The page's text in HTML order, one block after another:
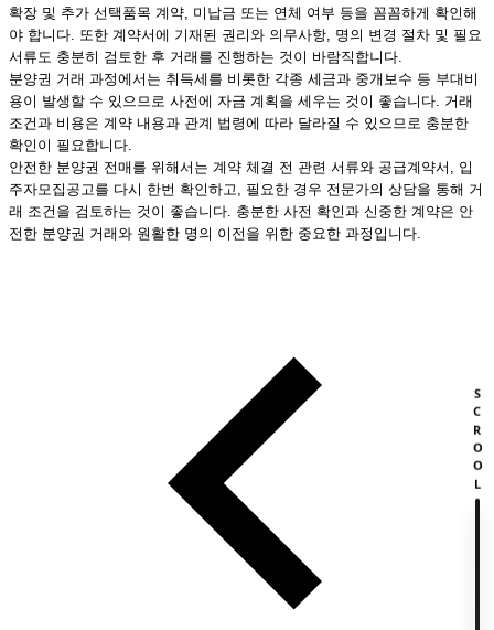
확장 및 추가 선택품목 계약, 미납금 또는 연체 여부 등을 꼼꼼하게 확인해
야 합니다. 또한 계약서에 기재된 권리와 의무사항, 명의 변경 절차 및 필요
서류도 충분히 검토한 후 거래를 진행하는 것이 바람직합니다.
분양권 거래 과정에서는 취득세를 비롯한 각종 세금과 중개보수 등 부대비
용이 발생할 수 있으므로 사전에 자금 계획을 세우는 것이 좋습니다. 거래
조건과 비용은 계약 내용과 관계 법령에 따라 달라질 수 있으므로 충분한
확인이 필요합니다.
안전한 분양권 전매를 위해서는 계약 체결 전 관련 서류와 공급계약서, 입
주자모집공고를 다시 한번 확인하고, 필요한 경우 전문가의 상담을 통해 거
래 조건을 검토하는 것이 좋습니다. 충분한 사전 확인과 신중한 계약은 안
전한 분양권 거래와 원활한 명의 이전을 위한 중요한 과정입니다.
SCROOL